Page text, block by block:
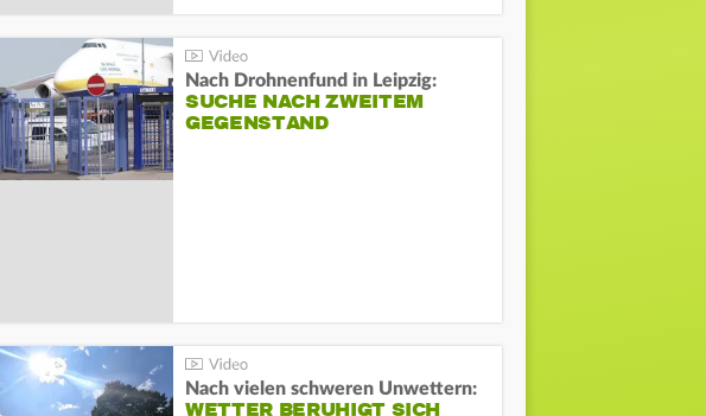
Nach Drohnenfund in Leipzig:
SUCHE NACH ZWEITEM
GEGENSTAND
Nach vielen schweren Unwettern:
WETTER BERUHIGT SICH